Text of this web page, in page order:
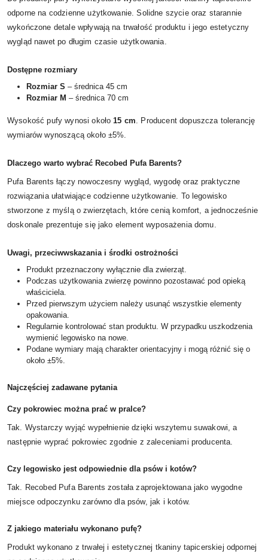
odporne na codzienne użytkowanie. Solidne szycie oraz starannie
wykończone detale wpływają na trwałość produktu i jego estetyczny
wygląd nawet po długim czasie użytkowania.
Dostępne rozmiary
Rozmiar S – średnica 45 cm
Rozmiar M – średnica 70 cm
Wysokość pufy wynosi około15 cm. Producent dopuszcza tolerancję
wymiarów wynoszącą około ±5%.
Dlaczego warto wybrać Recobed Pufa Barents?
Pufa Barents łączy nowoczesny wygląd, wygodę oraz praktyczne
rozwiązania ułatwiające codzienne użytkowanie. To legowisko
stworzone z myślą o zwierzętach, które cenią komfort, a jednocześnie
doskonale prezentuje się jako element wyposażenia domu.
Uwagi, przeciwwskazania i środki ostrożności
Produkt przeznaczony wyłącznie dla zwierząt.
Podczas użytkowania zwierzę powinno pozostawać pod opieką
właściciela.
Przed pierwszym użyciem należy usunąć wszystkie elementy
opakowania.
Regularnie kontrolować stan produktu. W przypadku uszkodzenia
wymienić legowisko na nowe.
Podane wymiary mają charakter orientacyjny i mogą różnić się o
około ±5%.
Najczęściej zadawane pytania
Czy pokrowiec można prać w pralce?
Tak. Wystarczy wyjąć wypełnienie dzięki wszytemu suwakowi, a
następnie wyprać pokrowiec zgodnie z zaleceniami producenta.
Czy legowisko jest odpowiednie dla psów i kotów?
Tak. Recobed Pufa Barents została zaprojektowana jako wygodne
miejsce odpoczynku zarówno dla psów, jak i kotów.
Z jakiego materiału wykonano pufę?
Produkt wykonano z trwałej i estetycznej tkaniny tapicerskiej odpornej